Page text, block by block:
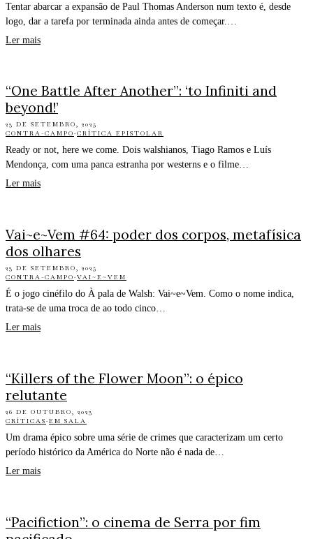
Tentar abarcar a expansão de Paul Thomas Anderson num texto é, desde
logo, dar a tarefa por terminada ainda antes de começar.…
Ler mais
“One Battle After Another”: ‘to Infiniti and
beyond!’
23 DE SETEMBRO, 2025
CONTRA-CAMPO·CRÍTICA EPISTOLAR
Ready or not, here we come. Dois walshianos, Tiago Ramos e Luís
Mendonça, com uma panca estranha por westerns e o filme…
Ler mais
Vai~e~Vem #64: poder dos corpos, metafísica
dos olhares
23 DE SETEMBRO, 2025
CONTRA-CAMPO·VAI~E~VEM
É o jogo cinéfilo do À pala de Walsh: Vai~e~Vem. Como o nome indica,
trata-se de uma troca de ao todo cinco…
Ler mais
“Killers of the Flower Moon”: o épico
relutante
26 DE OUTUBRO, 2023
CRÍTICAS·EM SALA
Um drama épico sobre uma série de crimes que caracterizam um certo
período histórico da América do Norte não é nada de…
Ler mais
“Pacifiction”: o cinema de Serra por fim